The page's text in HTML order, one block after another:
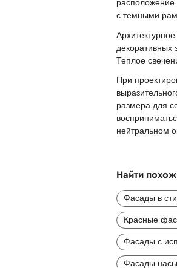
расположение
с темными
декоративных
Теплое
При
размера для
нейтральном
Найти
Фасады в
Красные
Фасады с
Фасады